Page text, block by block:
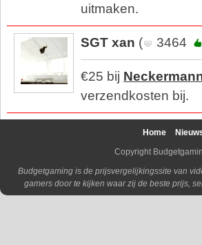
uitmaken.
SGT xan ( 3464
€25 bij
verzendkosten bij.
Home
Copyright
Budgetgaming is de prijsvergelijkingssite van
gamers door te kijken waar zij de beste prijs,